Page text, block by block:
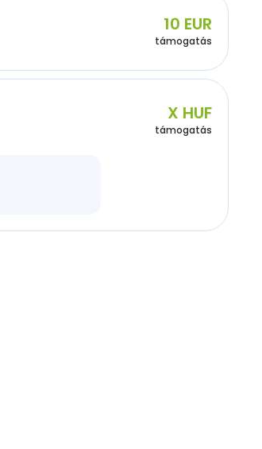
10 EUR
támogatás
X HUF
támogatás